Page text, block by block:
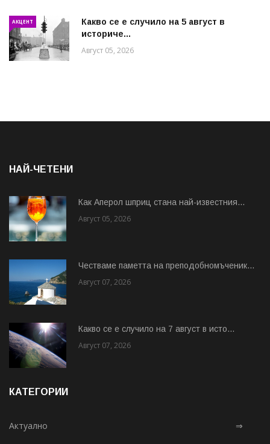
АКЦЕНТ
Какво се е случило на 5 август в
историче...
Август 05, 2026
НАЙ-ЧЕТЕНИ
Как Аперол шприц стана най-известния...
Август 05, 2026
Честваме паметта на преподобномъченик...
Август 07, 2026
Какво се е случило на 7 август в исто...
Август 07, 2026
КАТЕГОРИИ
Актуално ⇒